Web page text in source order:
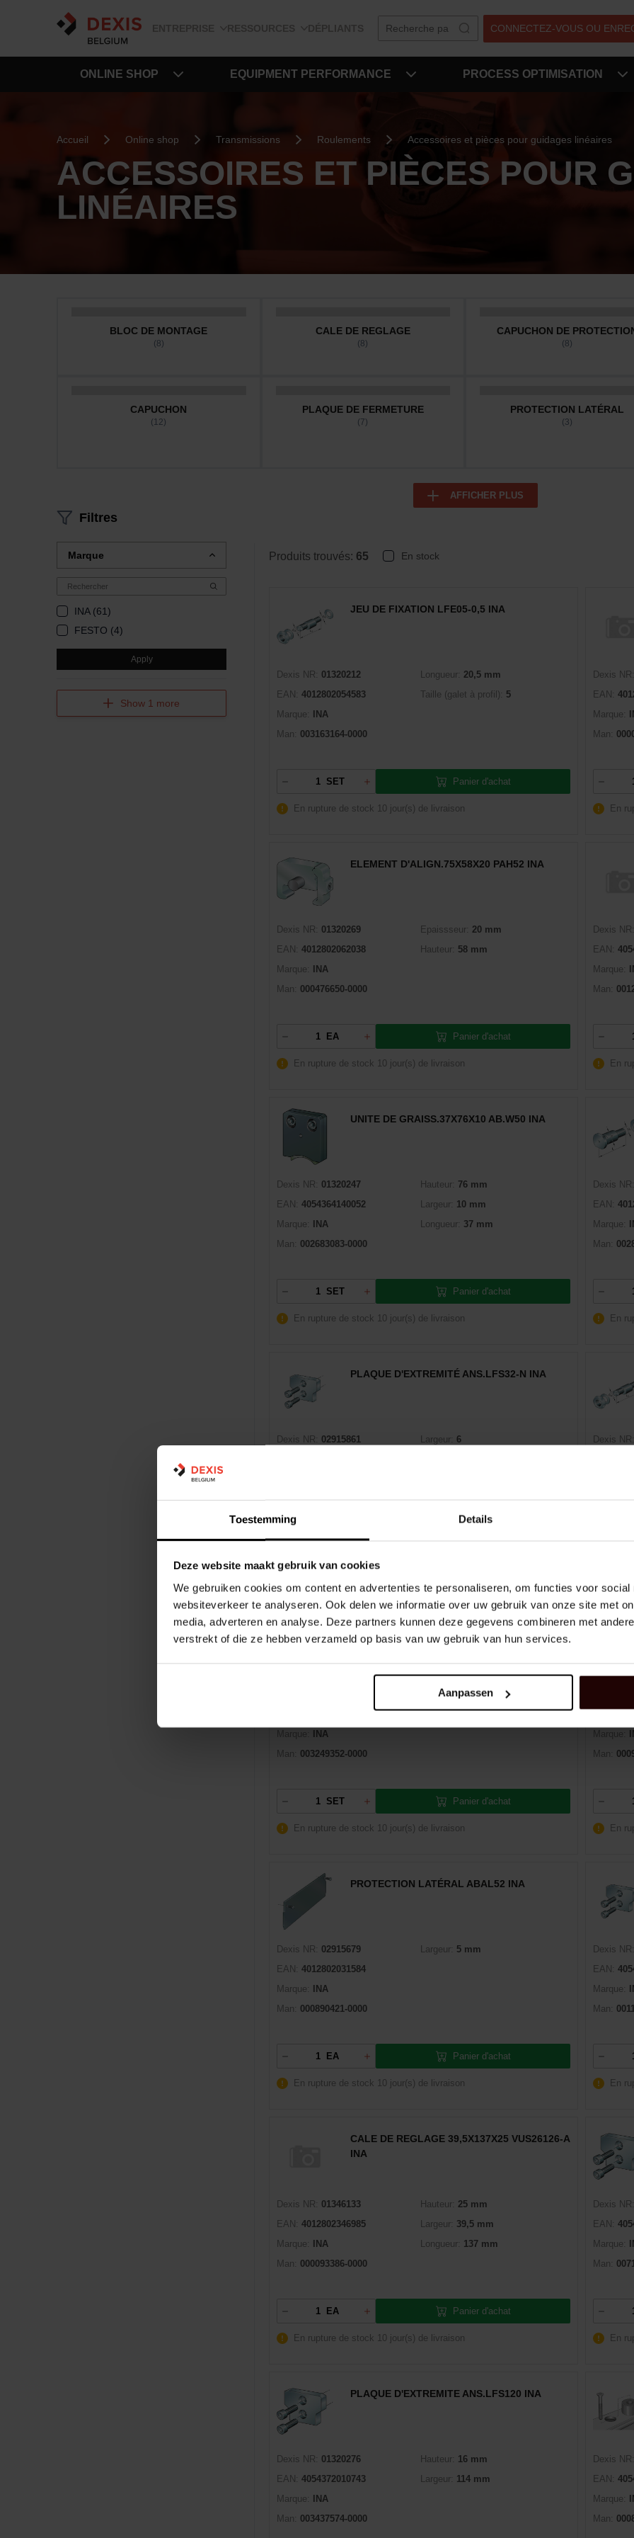
Toestemming Details
Deze website maakt gebruik van cookies
We gebruiken cookies om content en advertenties te personaliseren, om functies voor social
websiteverkeer te analyseren. Ook delen we informatie over uw gebruik van onze site met
media, adverteren en analyse. Deze partners kunnen deze gegevens combineren met
verstrekt of die ze hebben verzameld op basis van uw gebruik van hun services.
Aanpassen
ENTREPRISE RESSOURCES DÉPLIANTS CONNECTEZ-VOUS OU
ONLINE SHOP EQUIPMENT PERFORMANCE PROCESS OPTIMISATION
Accueil Online shop Transmissions Roulements Accessoires et pièces pour guidages linéaires
ACCESSOIRES ET PIÈCES POUR
LINÉAIRES
BLOC DE MONTAGE
(8)
CALE DE REGLAGE
(8)
CAPUCHON DE
(8)
CAPUCHON
(12)
PLAQUE DE FERMETURE
(7)
PROTECTION LATÉRAL
(3)
AFFICHER PLUS
Filtres
Marque
INA (61)
FESTO (4)
Apply
Show 1 more
Produits trouvés: 65 En stock
JEU DE FIXATION LFE05-0,5 INA
Dexis NR:
01320212
EAN:
4012802054583
Marque:
INA
Man:
003163164-0000
Longueur: 20,5 mm
Taille (galet à profil):
5
SET Panier d'achat
En rupture de stock 10 jour(s) de livraison
Dexis NR:
EAN:
Marque:
Man:
En
ELEMENT D'ALIGN.75X58X20 PAH52 INA
Dexis NR:
01320269
EAN:
4012802062038
Marque:
INA
Man:
000476650-0000
Epaissseur: 20 mm
Hauteur: 58 mm
EA Panier d'achat
En rupture de stock 10 jour(s) de livraison
Dexis NR:
EAN:
Marque:
Man:
En
UNITE DE GRAISS.37X76X10 AB.W50 INA
Dexis NR:
01320247
EAN:
4054364140052
Marque:
INA
Man:
002683083-0000
Hauteur: 76 mm
Largeur: 10 mm
Longueur: 37 mm
SET Panier d'achat
En rupture de stock 10 jour(s) de livraison
Dexis NR:
EAN:
Marque:
Man:
En
PLAQUE D'EXTREMITÉ ANS.LFS32-N INA
Dexis NR:
02915861
Man: 017362334-0000
Largeur: 6
Dexis NR:
Man:
JEU DE FIXATION 12X45X50 LFZ12X45-A1
INA
INA
Man:
003249352-0000
Longueur: 50 mm
Taille (galet à profil): 12
SET Panier d'achat
En rupture de stock 10 jour(s) de livraison
Man:
En
PROTECTION LATÉRAL ABAL52 INA
Dexis NR:
02915679
EAN:
4012802031584
Marque:
INA
Man:
000890421-0000
Largeur: 5 mm
EA Panier d'achat
En rupture de stock 10 jour(s) de livraison
Dexis NR:
EAN:
Marque:
Man:
En
CALE DE REGLAGE 39,5X137X25 VUS26126-A
INA
Dexis NR:
01346133
EAN:
4012802346985
Marque:
INA
Man:
000093386-0000
Hauteur: 25 mm
Largeur: 39,5 mm
Longueur: 137 mm
EA Panier d'achat
En rupture de stock 10 jour(s) de livraison
Dexis NR:
EAN:
Marque:
Man:
En
PLAQUE D'EXTREMITE ANS.LFS120 INA
Dexis NR:
01320276
EAN:
4054372010743
Marque:
INA
Man:
003437574-0000
Hauteur: 16 mm
Largeur: 114 mm
Dexis NR:
EAN:
Marque:
Man: